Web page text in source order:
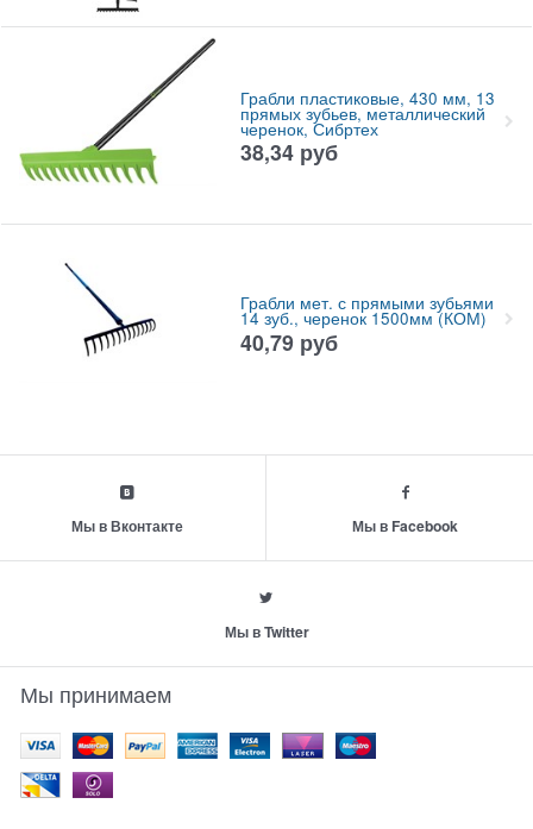
Грабли пластиковые, 430 мм, 13
прямых зубьев, металлический
черенок, Сибртех
38,34 руб
Грабли мет. с прямыми зубьями
14 зуб., черенок 1500мм (КОМ)
40,79 руб
Мы в Вконтакте Мы в Facebook
Мы в Twitter
Мы принимаем